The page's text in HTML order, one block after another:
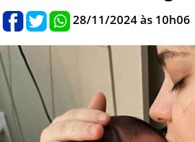
28/11/2024 às 10h06